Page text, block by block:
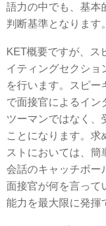
語力の中でも、基本
判断基準となります。
KET概要ですが、ス
イティングセクショ
を行います。スピー
で面接官によるイン
ツーマンではなく、
ことになります。求
ストにおいては、簡
会話のキャッチボー
面接官が何を言って
能力を最大限に発揮